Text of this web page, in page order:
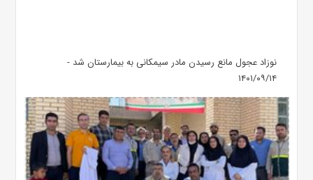
نوزاد عجول مانع رسیدن مادر سیمکانی به بیمارستان شد -
۱۴۰۱/۰۹/۱۴